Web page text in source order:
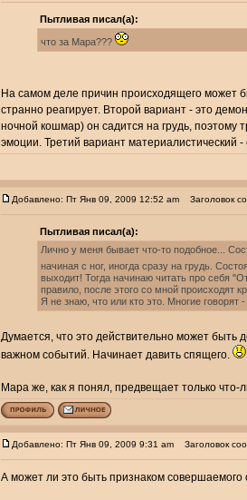
Пытливая писал(а):
что за Мара???
На самом деле причин происходящего может
странно реагирует. Второй вариант - это
ночной кошмар) он садится на грудь, поэтому
эмоции. Третий вариант материалистический
Добавлено: Пт Янв 09, 2009 12:52 am Заголовок
Пытливая писал(а):
Лично у меня бывает что-то подобное...
начиная с ног, иногда сразу на грудь.
выходит! Тогда начинаю читать про себя
правило, после этого со мной происходят
Я не знаю, что или кто это. Многие говорят
Думается, что это действительно может быть
важном событий. Начинает давить спящего.
Мара же, как я понял, предвещает только
Добавлено: Пт Янв 09, 2009 9:31 am Заголовок
А может ли это быть признаком совершаемого